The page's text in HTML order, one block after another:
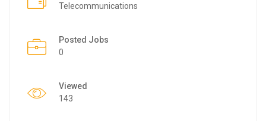
Telecommunications
Posted Jobs
0
Viewed
143